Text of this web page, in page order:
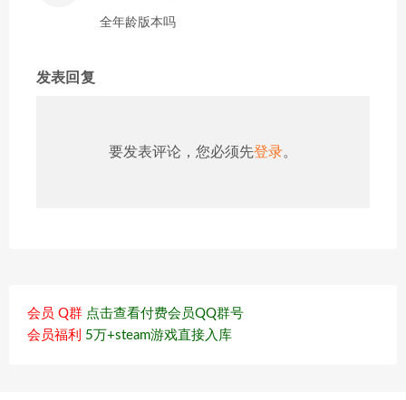
全年龄版本吗
发表回复
要发表评论，您必须先登录。
会员 Q群 点击查看付费会员QQ群号
会员福利 5万+steam游戏直接入库